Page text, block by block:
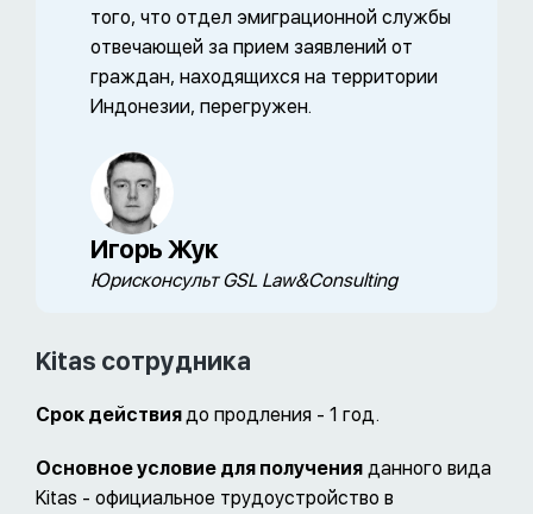
того, что отдел эмиграционной службы
отвечающей за прием заявлений от
граждан, находящихся на территории
Индонезии, перегружен.
Игорь Жук
Юрисконсульт GSL Law&Consulting
Kitas сотрудника
Срок действия до продления - 1 год.
Основное условие для получения данного вида
Kitas - официальное трудоустройство в